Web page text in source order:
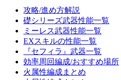
攻略/進め方解説
礎シリーズ武器性能一覧
ミーレス武器性能一覧
EXスキルの性能一覧
『セフィラ』武器一覧
効率周回編成/おすすめ場所
火属性編成まとめ